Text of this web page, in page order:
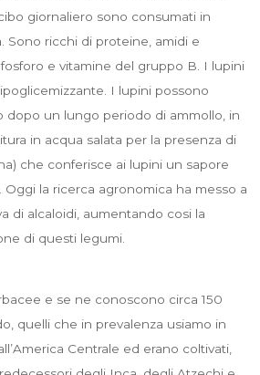
giornaliero sono consumati in
Sono ricchi di proteine, amidi e
e vitamine del gruppo B. I lupini
I lupini possono
dopo un lungo periodo di ammollo, in
in acqua salata per la presenza di
che conferisce ai lupini un sapore
la ricerca agronomica ha messo a
di alcaloidi, aumentando cosi la
di questi legumi.
e se ne conoscono circa 150
quelli che in prevalenza usiamo in
Centrale ed erano coltivati,